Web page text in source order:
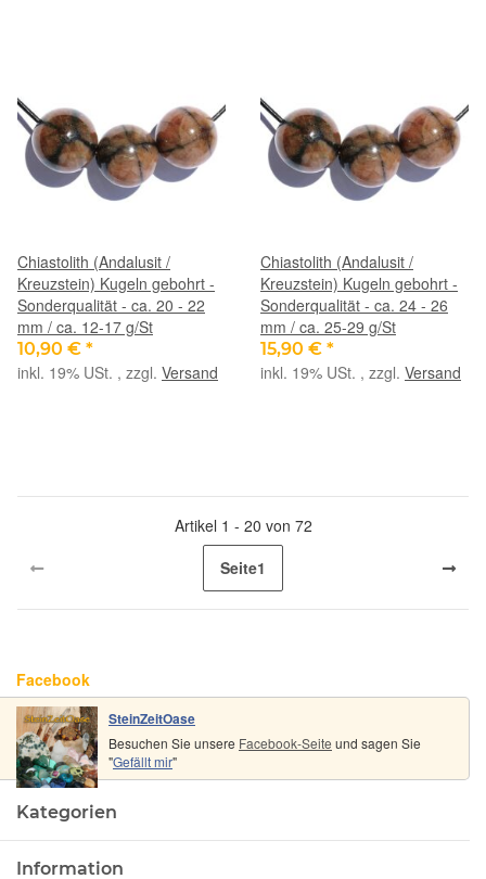
Chiastolith (Andalusit /
Kreuzstein) Kugeln gebohrt -
Sonderqualität - ca. 20 - 22
mm / ca. 12-17 g/St
10,90 € *
inkl. 19% USt. , zzgl. Versand
Chiastolith (Andalusit /
Kreuzstein) Kugeln gebohrt -
Sonderqualität - ca. 24 - 26
mm / ca. 25-29 g/St
15,90 € *
inkl. 19% USt. , zzgl. Versand
Artikel 1 - 20 von 72
Seite1
Facebook
SteinZeitOase
Besuchen Sie unsere Facebook-Seite und sagen Sie
"Gefällt mir"
Kategorien
Information